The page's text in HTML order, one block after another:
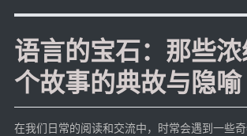
语言的宝石：那些
个故事的典故与隐喻
在我们日常的阅读和交流中，时常会遇到一些
💻在线桌面
bing壁纸
🔥排行榜
综合导航